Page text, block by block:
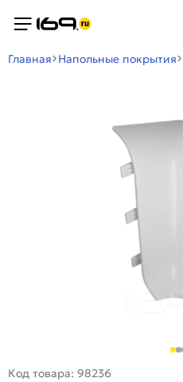
Главная Напольные покрытия
Код товара: 98236